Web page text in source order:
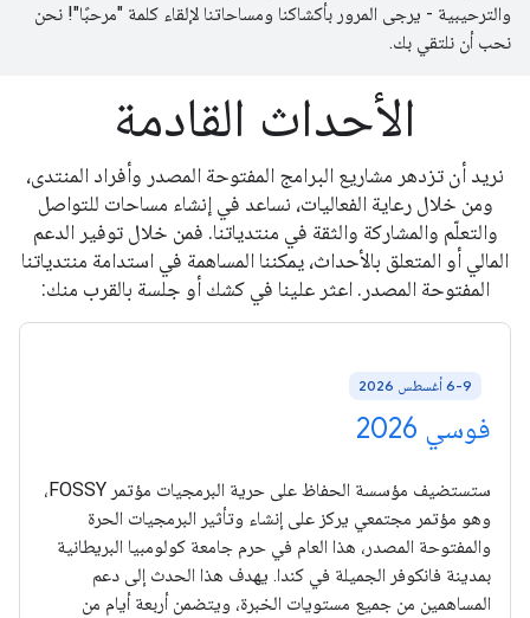
والترحيبية - يرجى المرور بأكشاكنا ومساحاتنا لإلقاء كلمة "مرحبًا"! نحن
نحب أن نلتقي بك.
الأحداث القادمة
نريد أن تزدهر مشاريع البرامج المفتوحة المصدر وأفراد المنتدى،
ومن خلال رعاية الفعاليات، نساعد في إنشاء مساحات للتواصل
والتعلّم والمشاركة والثقة في منتدياتنا. فمن خلال توفير الدعم
المالي أو المتعلق بالأحداث، يمكننا المساهمة في استدامة منتدياتنا
المفتوحة المصدر. اعثر علينا في كشك أو جلسة بالقرب منك:
6-9 أغسطس 2026
فوسي 2026
ستستضيف مؤسسة الحفاظ على حرية البرمجيات مؤتمر FOSSY،
وهو مؤتمر مجتمعي يركز على إنشاء وتأثير البرمجيات الحرة
والمفتوحة المصدر، هذا العام في حرم جامعة كولومبيا البريطانية
بمدينة فانكوفر الجميلة في كندا. يهدف هذا الحدث إلى دعم
المساهمين من جميع مستويات الخبرة، ويتضمن أربعة أيام من